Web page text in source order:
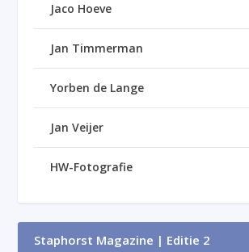
Jaco Hoeve
Jan Timmerman
Yorben de Lange
Jan Veijer
HW-Fotografie
Staphorst Magazine | Editie 2